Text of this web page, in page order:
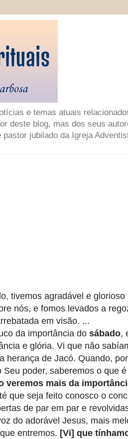
e temas atuais
deste blog, mas dos seus
jubilado da Igreja
tivemos agradável e
nós, e fomos levados a
em visão. ...
da importância do sábado,
e glória. Vi que não
herança de Jacó. Quando,
poder, saberemos o que
veremos mais da
que seja feito conosco o
de par em par e
do adorável Jesus, mais
entremos. [Vi] que